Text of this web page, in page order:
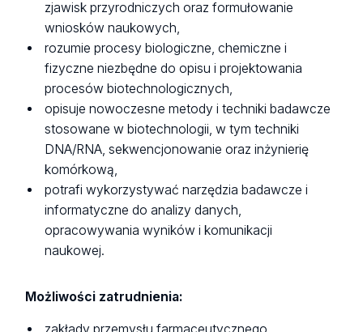
zjawisk przyrodniczych oraz formułowanie
wniosków naukowych,
rozumie procesy biologiczne, chemiczne i
fizyczne niezbędne do opisu i projektowania
procesów biotechnologicznych,
opisuje nowoczesne metody i techniki badawcze
stosowane w biotechnologii, w tym techniki
DNA/RNA, sekwencjonowanie oraz inżynierię
komórkową,
potrafi wykorzystywać narzędzia badawcze i
informatyczne do analizy danych,
opracowywania wyników i komunikacji
naukowej.
Możliwości zatrudnienia: